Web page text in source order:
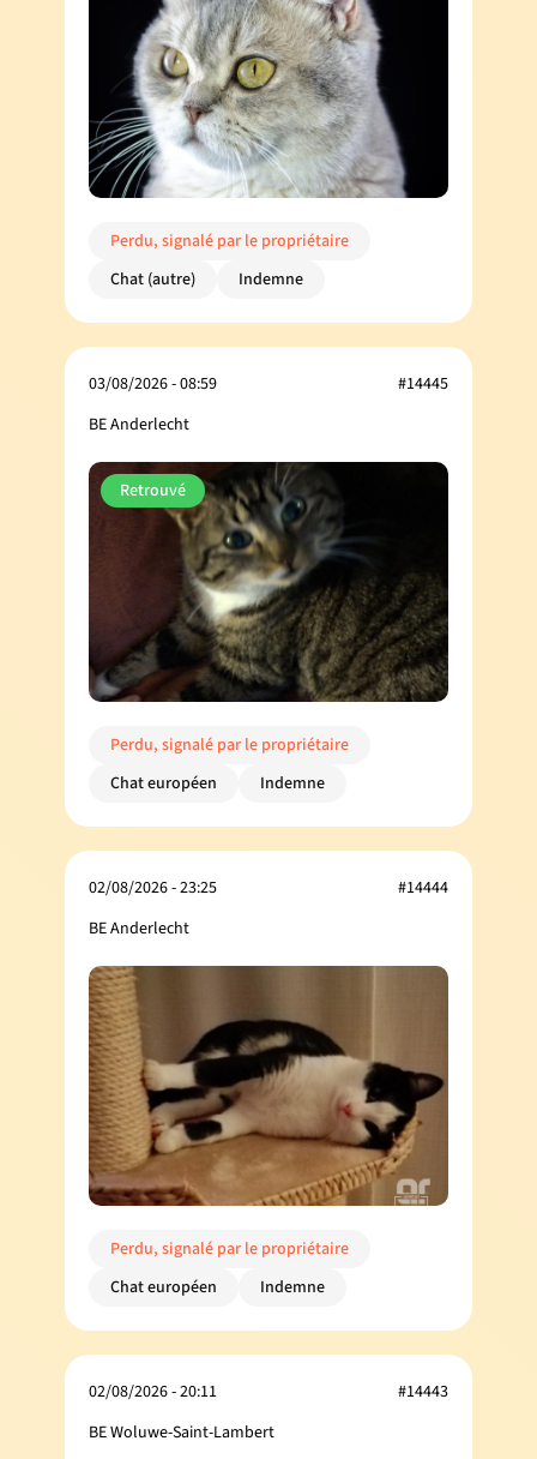
Perdu, signalé par le propriétaire
Chat (autre)
Indemne
03/08/2026 - 08:59
BE Anderlecht
#14445
Retrouvé
Perdu, signalé par le propriétaire
Chat européen
Indemne
02/08/2026 - 23:25
BE Anderlecht
#14444
Perdu, signalé par le propriétaire
Chat européen
Indemne
02/08/2026 - 20:11
BE Woluwe-Saint-Lambert
#14443